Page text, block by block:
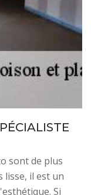
sont de plus
lisse, il est un
Si